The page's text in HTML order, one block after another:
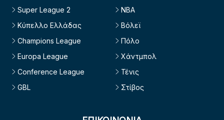
Super League 2
Κύπελλο Ελλάδας
Champions League
Europa League
Conference League
GBL
NBA
Βόλεϊ
Πόλο
Χάντμπολ
Τένις
Στίβος